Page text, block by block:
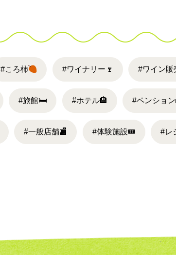
#ころ柿 #ワイナリー 🍷 #ワイン販
#旅館🛏 #ホテル🏨 #ペンション
#一般店舗🏬 #体験施設🎟 #レ